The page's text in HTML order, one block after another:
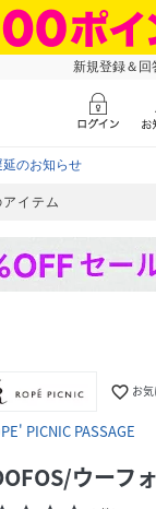
新規登録＆
のお知らせ
イテム
favorite_border お
PICNIC PASSAGE
ウーフ